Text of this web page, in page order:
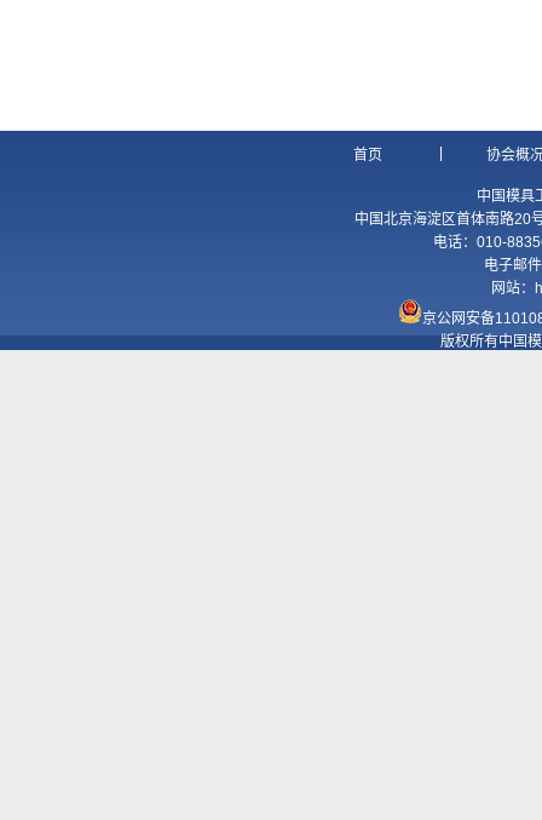
首页 协会概
中国模具
中国北京海淀区首体南路20
电话：010-
电子邮
网站：
京公网安备
版权所有中国